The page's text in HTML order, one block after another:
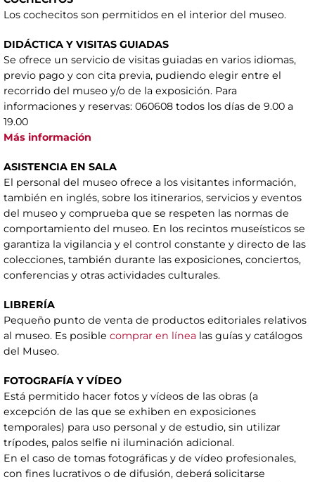
Los cochecitos son permitidos en el interior del museo.
DIDÁCTICA Y VISITAS GUIADAS
Se ofrece un servicio de visitas guiadas en varios idiomas,
previo pago y con cita previa, pudiendo elegir entre el
recorrido del museo y/o de la exposición. Para
informaciones y reservas: 060608 todos los días de 9.00 a
19.00
Más información
ASISTENCIA EN SALA
El personal del museo ofrece a los visitantes información,
también en inglés, sobre los itinerarios, servicios y eventos
del museo y comprueba que se respeten las normas de
comportamiento del museo. En los recintos museísticos se
garantiza la vigilancia y el control constante y directo de las
colecciones, también durante las exposiciones, conciertos,
conferencias y otras actividades culturales.
LIBRERÍA
Pequeño punto de venta de productos editoriales relativos
al museo. Es posible comprar en línea las guías y catálogos
del Museo.
FOTOGRAFÍA Y VÍDEO
Está permitido hacer fotos y vídeos de las obras (a
excepción de las que se exhiben en exposiciones
temporales) para uso personal y de estudio, sin utilizar
trípodes, palos selfie ni iluminación adicional.
En el caso de tomas fotográficas y de vídeo profesionales,
con fines lucrativos o de difusión, deberá solicitarse